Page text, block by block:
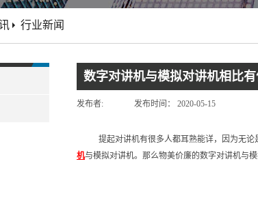
行业新闻
数字对讲机与模拟对讲机相比
发布者: 发布时间： 2020-05-15
提起对讲机有很多人都耳熟能详，因为无
机与模拟对讲机。那么物美价廉的数字对讲机与